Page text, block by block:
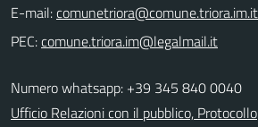
E-mail:
PEC:
Numero whatsapp: +39 345 840 0040
Ufficio Relazioni con il pubblico, Protocollo